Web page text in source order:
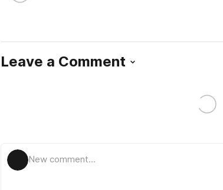
Leave a Comment